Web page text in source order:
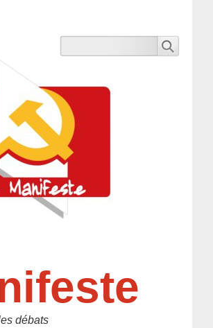
débats